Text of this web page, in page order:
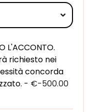
L'ACCONTO.
richiesto nei
concorda
- €-500.00